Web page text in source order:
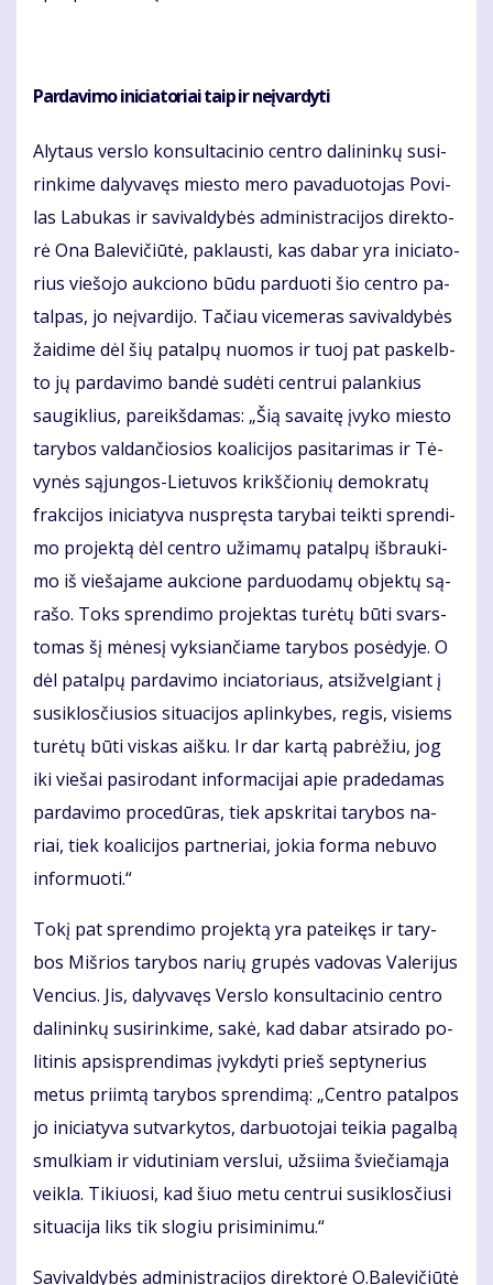
Par­da­vi­mo ini­cia­to­riai taip ir ne­įvar­dy­ti
Aly­taus ver­slo kon­sul­ta­ci­nio cen­tro da­li­nin­kų su­si­
rin­ki­me da­ly­va­vęs mies­to me­ro pa­va­duo­to­jas Po­vi­
las La­bu­kas ir sa­vi­val­dy­bės ad­mi­nist­ra­ci­jos di­rek­to­
rė Ona Ba­le­vi­čiū­tė, pa­klaus­ti, kas dabar yra ini­cia­to­
rius vie­šo­jo auk­cio­no bū­du par­duo­ti šio cen­tro pa­
tal­pas, jo ne­įvar­di­jo. Ta­čiau vi­ce­me­ras sa­vi­val­dy­bės
žai­di­me dėl šių pa­tal­pų nuo­mos ir tuoj pat pa­skelb­
to jų par­da­vi­mo ban­dė su­dė­ti cen­trui pa­lan­kius
sau­gik­lius, pa­reikš­da­mas: „Šią sa­vai­tę įvy­ko mies­to
ta­ry­bos val­dan­čio­sios ko­a­li­ci­jos pa­si­ta­ri­mas ir Tė­
vy­nės są­jun­gos-Lie­tu­vos krikš­čio­nių de­mok­ra­tų
frak­ci­jos ini­cia­ty­va nu­spręs­ta ta­ry­bai teik­ti spren­di­
mo pro­jek­tą dėl cen­tro už­ima­mų pa­tal­pų iš­brau­ki­
mo iš vie­ša­ja­me auk­cio­ne par­duo­da­mų ob­jek­tų są­
ra­šo. Toks spren­di­mo pro­jek­tas tu­rė­tų bū­ti svars­
to­mas šį mė­ne­sį vyk­sian­čia­me ta­ry­bos po­sė­dy­je. O
dėl pa­tal­pų par­da­vi­mo in­cia­to­riaus, at­si­žvel­giant į
su­si­klos­čiu­sios si­tu­a­ci­jos ap­lin­ky­bes, re­gis, vi­siems
tu­rė­tų bū­ti vis­kas aiš­ku. Ir dar kar­tą pa­brė­žiu, jog
iki vie­šai pa­si­ro­dant in­for­ma­ci­jai apie pra­de­da­mas
par­da­vi­mo pro­ce­dū­ras, tiek ap­skri­tai ta­ry­bos na­
riai, tiek ko­a­li­ci­jos part­ne­riai, jo­kia for­ma ne­bu­vo
in­for­muo­ti.“
To­kį pat spren­di­mo pro­jek­tą yra pa­tei­kęs ir ta­ry­
bos Miš­rios ta­ry­bos na­rių gru­pės va­do­vas Va­le­ri­jus
Ven­cius. Jis, da­ly­va­vęs Ver­slo kon­sul­ta­ci­nio cen­tro
da­li­nin­kų su­si­rin­ki­me, sa­kė, kad da­bar at­si­ra­do po­
li­ti­nis ap­si­spren­di­mas įvyk­dy­ti prieš sep­ty­ne­rius
me­tus pri­im­tą ta­ry­bos spren­di­mą: „Cen­tro pa­tal­pos
jo ini­cia­ty­va su­tvar­ky­tos, dar­buo­to­jai tei­kia pa­gal­bą
smul­kiam ir vi­du­ti­niam ver­slui, už­si­i­ma švie­čia­mą­ja
veik­la. Ti­kiuo­si, kad šiuo metu cen­trui su­si­klos­čiu­si
si­tu­a­ci­ja liks tik slo­giu pri­si­mi­ni­mu.“
Sa­vi­val­dy­bės ad­mi­nist­ra­ci­jos di­rek­to­rė O.Ba­le­vi­čiū­tė